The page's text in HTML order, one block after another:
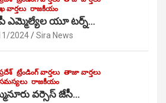
వార్తలు రాజకీయం
ఎమ్మెల్యేల యూ టర్న్…
2024 Sira News
ట్రేండింగ్ వార్తలు తాజా వార్తలు
రాజకీయం
వర్సెస్ జేసీ…